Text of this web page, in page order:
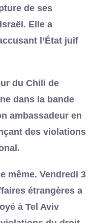
de ses
Elle a
l’État juif
du Chili de
dans la bande
ambassadeur en
des violations
même. Vendredi 3
étrangères a
à Tel Aviv